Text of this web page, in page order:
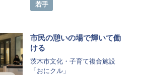
若手
市民の憩いの場で輝いて働
ける
茨木市文化・子育て複合施設
「おにクル」